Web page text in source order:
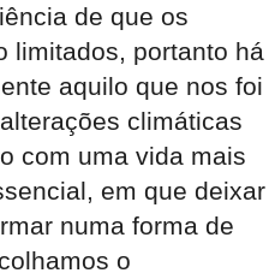
de que os
limitados, portanto há
aquilo que nos foi
climáticas
com uma vida mais
em que deixar
numa forma de
o